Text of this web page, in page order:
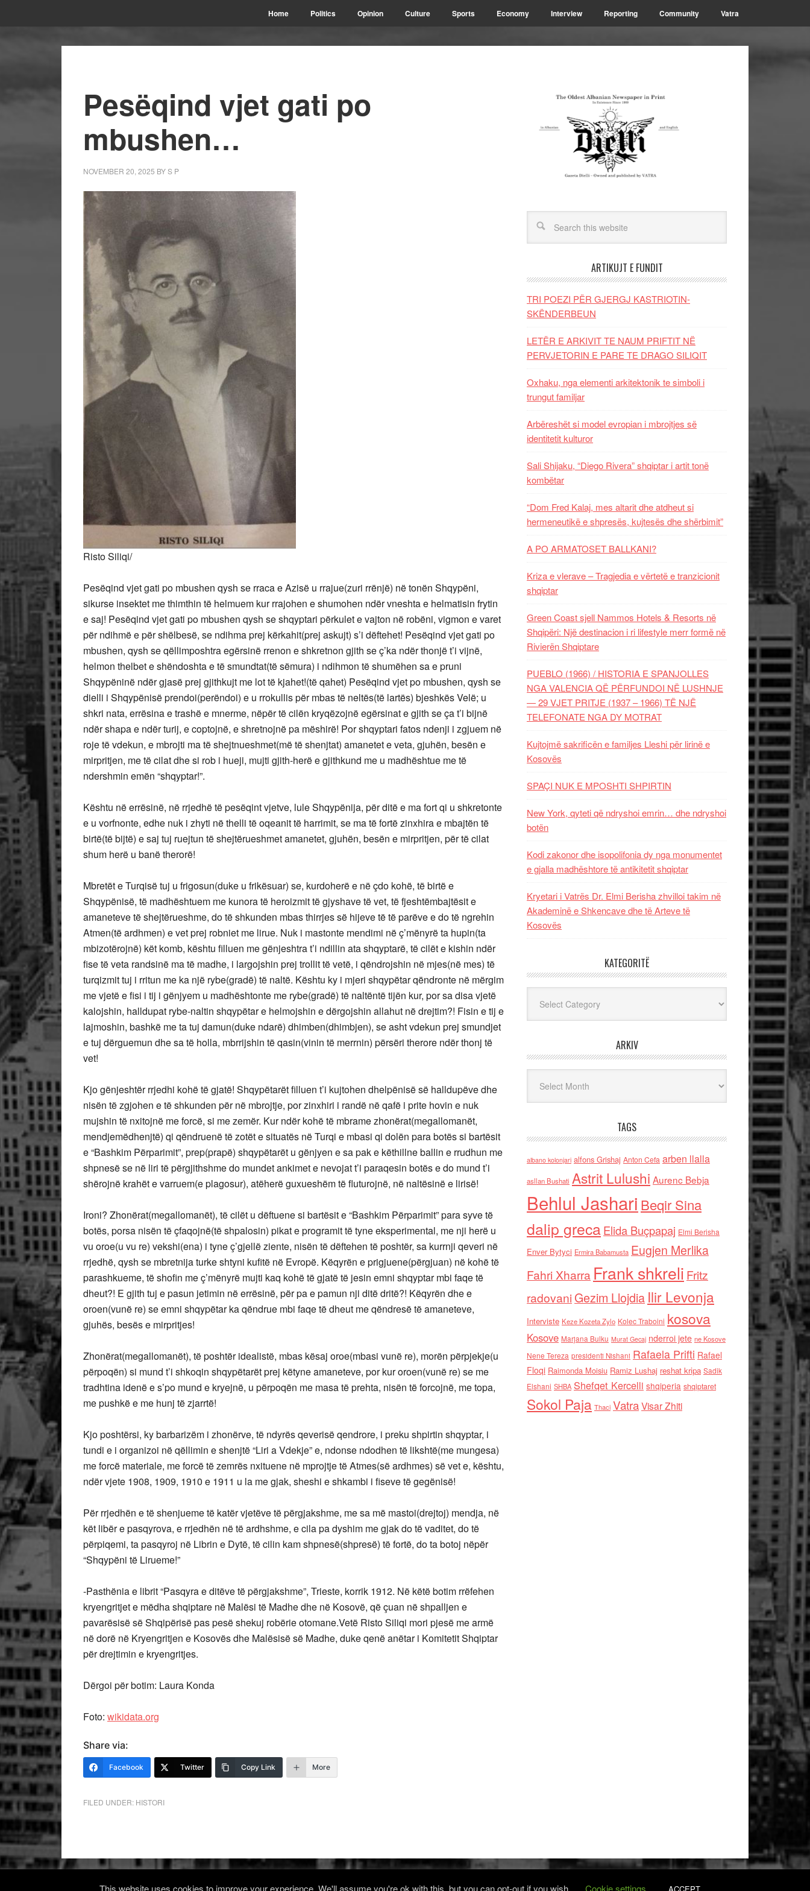
Home Politics Opinion Culture Sports Economy Interview Reporting Community Vatra
Pesëqind vjet gati po
mbushen…
NOVEMBER 20, 2025 BYS P
Risto Siliqi/
Pesëqind vjet gati po mbushen qysh se rraca e Azisë u rrajue(zuri rrënjë) në tonën Shqypëni,
sikurse insektet me thimthin të helmuem kur rrajohen e shumohen ndër vneshta e helmatisin frytin
e saj! Pesëqind vjet gati po mbushen qysh se shqyptari përkulet e vajton në robëni, vigmon e varet
për ndihmë e për shëlbesë, se ndihma prej kërkahit(prej askujt) s’i dëftehet! Pesëqind vjet gati po
mbushen, qysh se qëllimposhtra egërsinë rrenon e shkretnon gjith se ç’ka ndër thonjë t’i vijnë,
helmon thelbet e shëndoshta e të smundtat(të sëmura) i ndihmon të shumëhen sa e pruni
Shqypëninë ndër gjasë prej gjithkujt me lot të kjahet!(të qahet) Pesëqind vjet po mbushen, qysh se
dielli i Shqypënisë prendoi(perëndoi) e u rrokullis për mbas të neltës(të lartës) bjeshkës Velë; u
shkri nata, errësina e trashë e mnerme, nëpër të cilën kryqëzojnë egërsinat e gjith se ça t’i bijnë
ndër shapa e ndër turij, e coptojnë, e shretnojnë pa mëshirë! Por shqyptari fatos ndenji i zgjuem në
roje të vdekun, e mbrojti ma të shejtnueshmet(më të shenjtat) amanetet e veta, gjuhën, besën e
mirpritjen, me të cilat dhe si rob i hueji, mujti gjith-herë e gjithkund me u madhështue me të
ndershmin emën “shqyptar!”.
Kështu në errësinë, në rrjedhë të pesëqint vjetve, lule Shqypënija, për ditë e ma fort qi u shkretonte
e u vorfnonte, edhe nuk i zhyti në thelli të oqeanit të harrimit, se ma të fortë zinxhira e mbajtën të
birtë(të bijtë) e saj tuj ruejtun të shejtërueshmet amanetet, gjuhën, besën e mirpritjen, për të cilat
shum herë u banë therorë!
Mbretët e Turqisë tuj u frigosun(duke u frikësuar) se, kurdoherë e në çdo kohë, të birtë e
Shqypënisë, të madhështuem me kunora të heroizmit të gjyshave të vet, të fjeshtëmbajtësit e
amaneteve të shejtërueshme, do të shkunden mbas thirrjes së hijeve të të parëve e do të ngrehin
Atmen(të ardhmen) e vet prej robniet me lirue. Nuk i mastonte mendimi në ç’mënyrë ta hupin(ta
mbizotërojnë) kët komb, kështu filluen me gënjeshtra t’i ndillin ata shqyptarë, të cilët e kishin ndër
fise të veta randsinë ma të madhe, i largojshin prej trollit të vetë, i qëndrojshin në mjes(në mes) të
turqizmit tuj i rritun me ka një rybe(gradë) të naltë. Kështu ky i mjeri shqypëtar qëndronte në mërgim
me vjetë e fisi i tij i gënjyem u madhështonte me rybe(gradë) të naltëntë tijën kur, por sa disa vjetë
kalojshin, halldupat rybe-naltin shqypëtar e helmojshin e dërgojshin allahut në drejtim?! Fisin e tij e
lajmoshin, bashkë me ta tuj damun(duke ndarë) dhimben(dhimbjen), se asht vdekun prej smundjet
e tuj dërguemun dhe sa të holla, mbrrijshin të qasin(vinin të merrnin) përsëri therore ndër thonj të
vet!
Kjo gënjeshtër rrjedhi kohë të gjatë! Shqypëtarët filluen t’i kujtohen dhelpënisë së halldupëve dhe
nisën të zgjohen e të shkunden për në mbrojtje, por zinxhiri i randë në qafë i prite hovin e nuk
mujshin të nxitojnë me forcë, si me zemër. Kur ndër kohë të mbrame zhonërat(megallomanët,
mendjemëdhenjtë) qi qëndruenë të zotët e situatës në Turqi e mbasi qi dolën para botës si bartësit
e “Bashkim Përparimit”, prep(prapë) shqypëtarët u gënjyen e sa pak e këthillne ballin e rrudhun me
shpnesë se në liri të përgjithshme do mundet ankimet e nevojat t’i paraqesin botës e do mund t’i
shërojnë krahët e varruem(e plagosur), atëherë guxueshëm të fluturojnë, në naltësinë e lirisë!
Ironi? Zhonërat(megallomanët), të cilët u dëftuene si bartësit e “Bashkim Përparimit” para syve të
botës, porsa nisën të çfaqojnë(të shpalosin) pikat e programit të tyne eksperimental, me nji herë u
vu oroe(u vu re) vekshi(ena) i tyne ç’gjellë ziente, nisën të dëftehen të poshtër, sa kurrnji qeveri në
rrjedhë, qysh se mbretnija turke shtyni kufitë në Evropë. Këqyrën e prigjuene(përgjuan) në kohë të
parashkueme, të shofin me ç’mënyrë mujti kaq kohë të gjatë të jesin emni shqyptar mbi faqe të
dheut?! E gjith tuj e pasun jetimin në errësinë, për pa e pamun nji ditë dritë?! Këqyrën dhe e
oroen(vunë re) se emni shqypëtar ka qëndrue mbi faqe të dheut me qëndresë të amaneteve,
gjuhës, besës e mirpritjes!
Zhonërat(megallomanët), të poshtër idealistë, mbas kësaj oroe(mbasi vunë re), morën përpjekje(u
përpoqën) si mund t’i shkoqin shqypëtarët prej këtyne amaneteve, por kur oroen(vunë re) se me
tradhtina idenë e s’po mund e kryejnë, u përpoqën me masa të prehta, nisën të forcojnë, me topa,
me pushkë e me hunj të zjarrtë!
Kjo poshtërsi, ky barbarizëm i zhonërve, të ndyrës qeverisë qendrore, i preku shpirtin shqyptar, i
tundi e i organizoi në qëllimin e shenjtë “Liri a Vdekje” e, ndonse ndodhen të likshtë(me mungesa)
me forcë materiale, me forcë të zemrës nxituene në mprojtje të Atmes(së ardhmes) së vet e, kështu,
ndër vjete 1908, 1909, 1910 e 1911 u la me gjak, sheshi e shkambi i fiseve të gegënisë!
Për rrjedhën e të shenjueme të katër vjetëve të përgjakshme, me sa më mastoi(drejtoj) mendja, në
kët libër e pasqyrova, e rrjedhën në të ardhshme, e cila pa dyshim me gjak do të vaditet, do të
përpiqemi, ta pasqyroj në Librin e Dytë, të cilin kam shpnesë(shpresë) të fortë, do ta botoj nëpër
“Shqypëni të Lirueme!”
-Pasthënia e librit “Pasqyra e ditëve të përgjakshme”, Trieste, korrik 1912. Në këtë botim rrëfehen
kryengritjet e mëdha shqiptare në Malësi të Madhe dhe në Kosovë, që çuan në shpalljen e
pavarësisë së Shqipërisë pas pesë shekuj robërie otomane.Vetë Risto Siliqi mori pjesë me armë
në dorë në Kryengritjen e Kosovës dhe Malësisë së Madhe, duke qenë anëtar i Komitetit Shqiptar
për drejtimin e kryengritjes.
Dërgoi për botim: Laura Konda
Foto: wikidata.org
Share via:
Facebook Twitter Copy Link More
FILED UNDER: HISTORI
ARTIKUJT E FUNDIT
TRI POEZI PËR GJERGJ KASTRIOTIN-
SKËNDERBEUN
LETËR E ARKIVIT TE NAUM PRIFTIT NË
PERVJETORIN E PARE TE DRAGO SILIQIT
Oxhaku, nga elementi arkitektonik te simboli i
trungut familjar
Arbëreshët si model evropian i mbrojtjes së
identitetit kulturor
Sali Shijaku, “Diego Rivera” shqiptar i artit tonë
kombëtar
“Dom Fred Kalaj, mes altarit dhe atdheut si
hermeneutikë e shpresës, kujtesës dhe shërbimit”
A PO ARMATOSET BALLKANI?
Kriza e vlerave – Tragjedia e vërtetë e tranzicionit
shqiptar
Green Coast sjell Nammos Hotels & Resorts në
Shqipëri: Një destinacion i ri lifestyle merr formë në
Rivierën Shqiptare
PUEBLO (1966) / HISTORIA E SPANJOLLES
NGA VALENCIA QË PËRFUNDOI NË LUSHNJE
— 29 VJET PRITJE (1937 – 1966) TË NJË
TELEFONATE NGA DY MOTRAT
Kujtojmë sakrificën e familjes Lleshi për lirinë e
Kosovës
SPAÇI NUK E MPOSHTI SHPIRTIN
New York, qyteti që ndryshoi emrin… dhe ndryshoi
botën
Kodi zakonor dhe isopolifonia dy nga monumentet
e gjalla madhështore të antikitetit shqiptar
Kryetari i Vatrës Dr. Elmi Berisha zhvilloi takim në
Akademinë e Shkencave dhe të Arteve të
Kosovës
KATEGORITË
ARKIV
TAGS
albano kolonjari alfons Grishaj Anton Cefa arben llalla
asllan Bushati Astrit Lulushi Aurenc Bebja
Behlul Jashari Beqir Sina
dalip grecaElida Buçpapaj Elmi Berisha
Enver Bytyci Ermira Babamusta Eugjen Merlika
Fahri Xharra Frank shkreli Fritz
radovaniGezim Llojdia Ilir Levonja
Interviste Keze Kozeta Zylo Kolec Traboini kosova
Kosove Marjana Bulku Murat Gecaj nderroi jete ne Kosove
Nene Tereza presidenti Nishani Rafaela Prifti Rafael
Floqi Raimonda Moisiu Ramiz Lushaj reshat kripa Sadik
Elshani SHBA Shefqet Kercelli shqiperia shqiptaret
Sokol Paja Thaci VatraVisar Zhiti
This website uses cookies to improve your experience. We'll assume you're ok with this, but you can opt-out if you wish. Cookie settings